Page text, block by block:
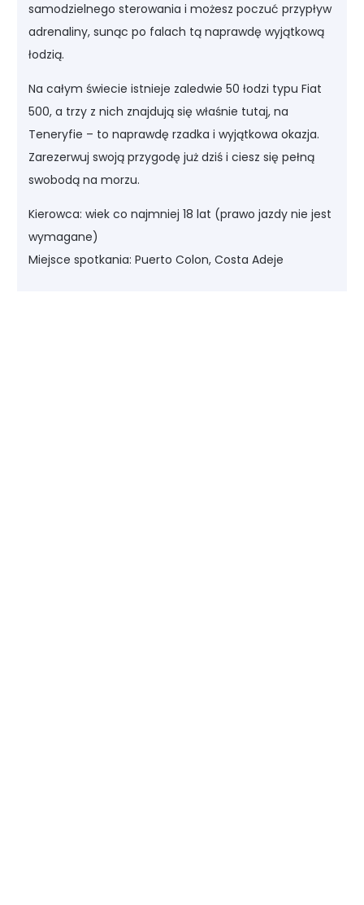
samodzielnego sterowania i możesz poczuć przypływ
adrenaliny, sunąc po falach tą naprawdę wyjątkową
łodzią.
Na całym świecie istnieje zaledwie 50 łodzi typu Fiat
500, a trzy z nich znajdują się właśnie tutaj, na
Teneryfie – to naprawdę rzadka i wyjątkowa okazja.
Zarezerwuj swoją przygodę już dziś i ciesz się pełną
swobodą na morzu.
Kierowca: wiek co najmniej 18 lat (prawo jazdy nie jest
wymagane)
Miejsce spotkania: Puerto Colon, Costa Adeje